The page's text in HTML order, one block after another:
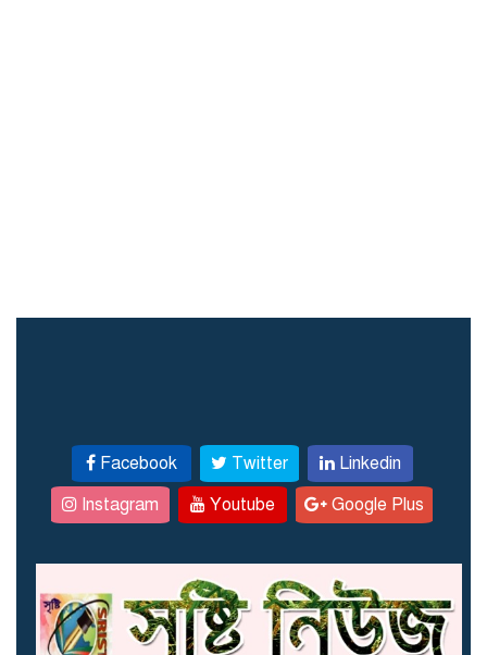
Facebook Twitter
Linkedin
Instagram
Youtube Google Plus